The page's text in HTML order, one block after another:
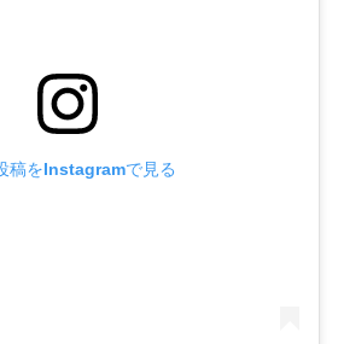
稿をInstagramで見る